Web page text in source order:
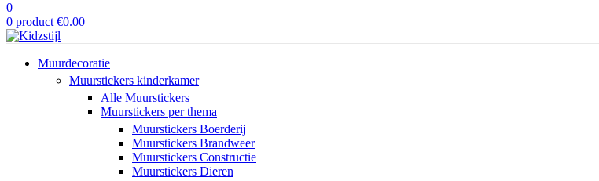
0
0 product €0.00
Muurdecoratie
Muurstickers kinderkamer
Alle Muurstickers
Muurstickers per thema
Muurstickers Boerderij
Muurstickers Brandweer
Muurstickers Constructie
Muurstickers Dieren